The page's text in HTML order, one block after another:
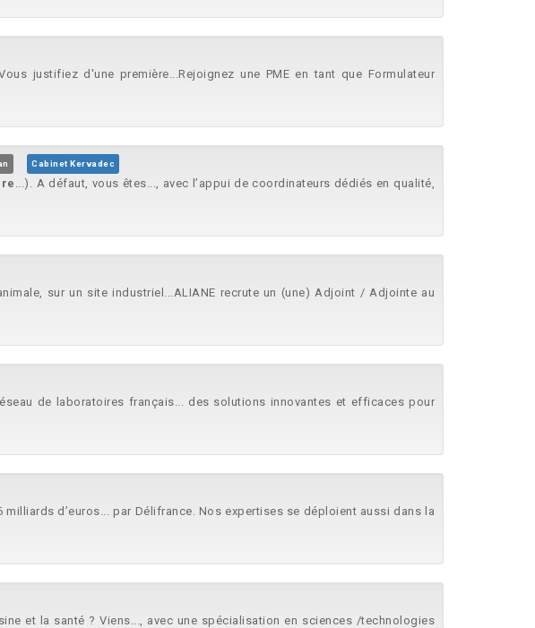
justifiez d'une première...Rejoignez une PME en tant que Formulateur
Cabinet Kervadec
...). A défaut, vous êtes..., avec l’appui de coordinateurs dédiés en qualité,
sur un site industriel...ALIANE recrute un (une) Adjoint / Adjointe au
de laboratoires français... des solutions innovantes et efficaces pour
milliards d’euros... par Délifrance. Nos expertises se déploient aussi dans la
et la santé ? Viens..., avec une spécialisation en sciences /technologies